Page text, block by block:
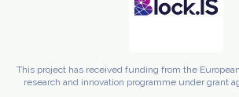
This project has received funding from the
research and innovation programme under grant